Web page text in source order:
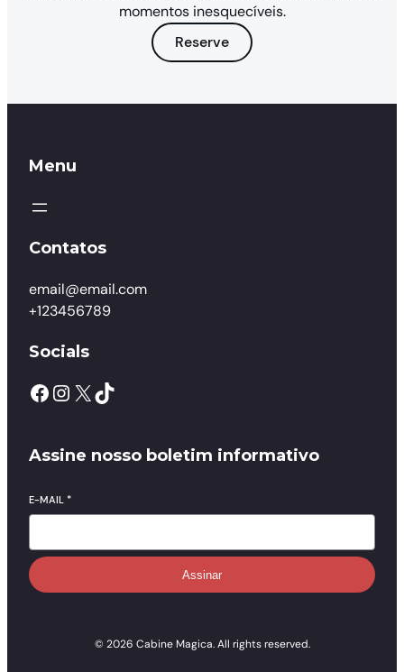
momentos inesquecíveis.
Reserve
Menu
Contatos
email@email.com
+123456789
Socials
Assine nosso boletim informativo
E-MAIL *
Assinar
© 2026 Cabine Magica. All rights reserved.